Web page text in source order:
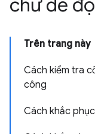
chữ dễ
Trên trang này
Cách kiểm tra
công
Cách khắc